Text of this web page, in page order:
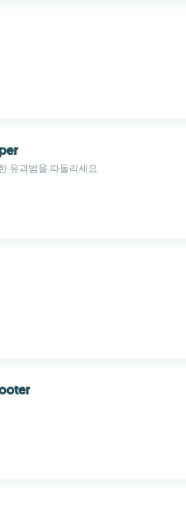
유괴범을 따돌리세요